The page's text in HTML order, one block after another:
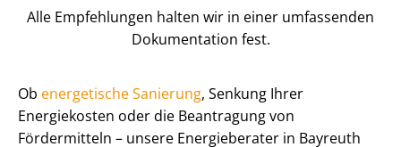
Alle Empfehlungen halten wir in einer umfassenden
Dokumentation fest.
Ob energetische Sanierung, Senkung Ihrer
Energiekosten oder die Beantragung von
Fördermitteln – unsere Energieberater in Bayreuth